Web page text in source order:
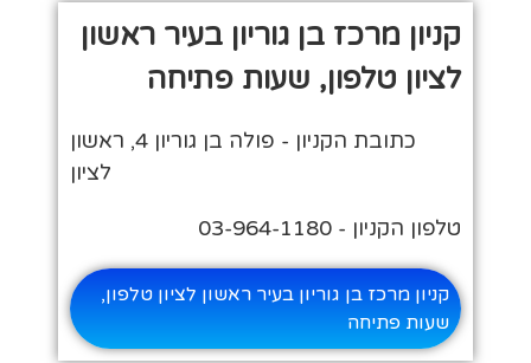
קניון מרכז בן גוריון בעיר ראשון
לציון טלפון, שעות פתיחה
כתובת הקניון - פולה בן גוריון 4, ראשון
לציון
טלפון הקניון - 03-964-1180
קניון מרכז בן גוריון בעיר ראשון לציון טלפון,
שעות פתיחה